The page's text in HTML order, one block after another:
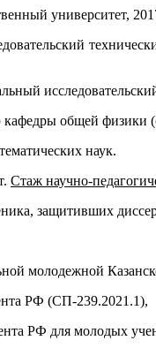
университет,
кафедры общей
наук.
Стаж научно-
защитивших
молодежной
РФ (СП-239.2021.1),
РФ для молодых